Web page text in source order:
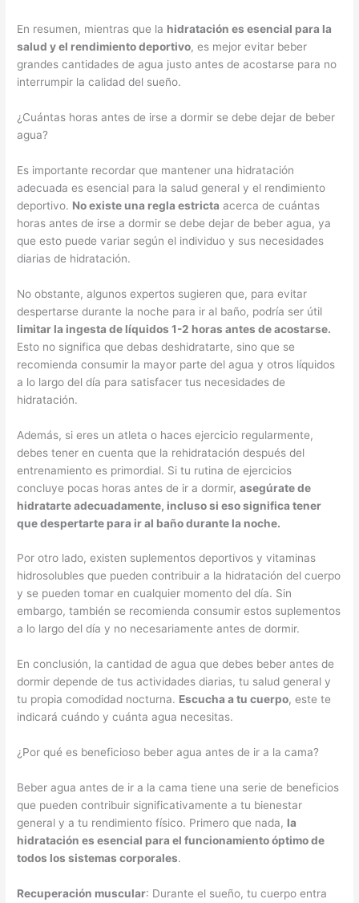
En resumen, mientras que la hidratación es esencial para la
salud y el rendimiento deportivo, es mejor evitar beber
grandes cantidades de agua justo antes de acostarse para no
interrumpir la calidad del sueño.
¿Cuántas horas antes de irse a dormir se debe dejar de beber
agua?
Es importante recordar que mantener una hidratación
adecuada es esencial para la salud general y el rendimiento
deportivo. No existe una regla estricta acerca de cuántas
horas antes de irse a dormir se debe dejar de beber agua, ya
que esto puede variar según el individuo y sus necesidades
diarias de hidratación.
No obstante, algunos expertos sugieren que, para evitar
despertarse durante la noche para ir al baño, podría ser útil
limitar la ingesta de líquidos 1-2 horas antes de acostarse.
Esto no significa que debas deshidratarte, sino que se
recomienda consumir la mayor parte del agua y otros líquidos
a lo largo del día para satisfacer tus necesidades de
hidratación.
Además, si eres un atleta o haces ejercicio regularmente,
debes tener en cuenta que la rehidratación después del
entrenamiento es primordial. Si tu rutina de ejercicios
concluye pocas horas antes de ir a dormir,asegúrate de
hidratarte adecuadamente, incluso si eso significa tener
que despertarte para ir al baño durante la noche.
Por otro lado, existen suplementos deportivos y vitaminas
hidrosolubles que pueden contribuir a la hidratación del cuerpo
y se pueden tomar en cualquier momento del día. Sin
embargo, también se recomienda consumir estos suplementos
a lo largo del día y no necesariamente antes de dormir.
En conclusión, la cantidad de agua que debes beber antes de
dormir depende de tus actividades diarias, tu salud general y
tu propia comodidad nocturna. Escucha a tu cuerpo, este te
indicará cuándo y cuánta agua necesitas.
¿Por qué es beneficioso beber agua antes de ir a la cama?
Beber agua antes de ir a la cama tiene una serie de beneficios
que pueden contribuir significativamente a tu bienestar
general y a tu rendimiento físico. Primero que nada, la
hidratación es esencial para el funcionamiento óptimo de
todos los sistemas corporales.
Recuperación muscular: Durante el sueño, tu cuerpo entra